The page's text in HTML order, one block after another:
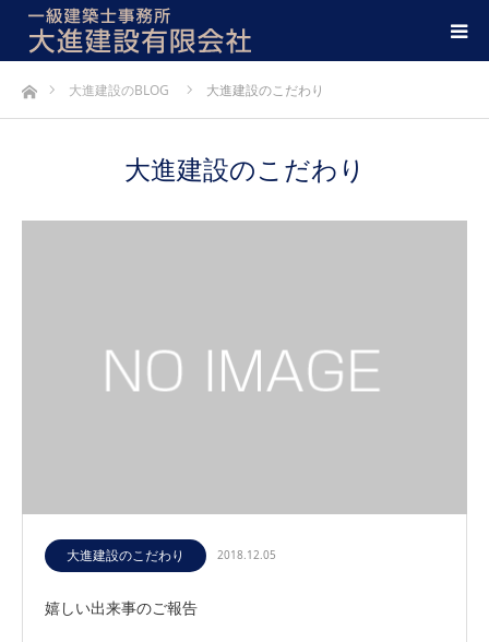
ホーム大進建設のBLOG 大進建設のこだわり
大進建設のこだわり
大進建設のこだわり 2018.12.05
嬉しい出来事のご報告